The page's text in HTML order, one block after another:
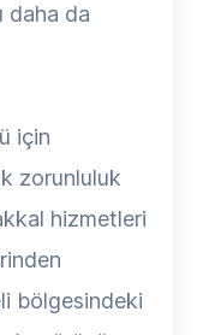
daha da
için
zorunluluk
hizmetleri
bölgesindeki